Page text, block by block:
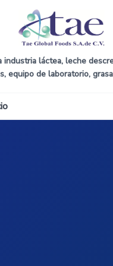
láctea, leche
equipo de laboratorio,